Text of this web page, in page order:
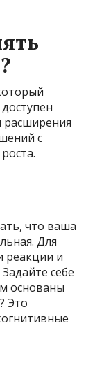
расширения
с
что ваша
Для
реакции и
себе
основаны
Это